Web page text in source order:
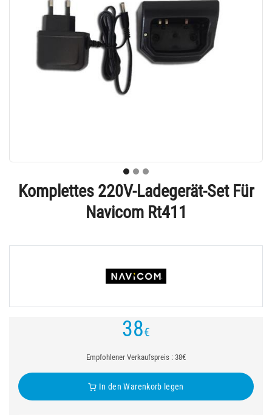
Komplettes 220V-Ladegerät-Set Für
Navicom Rt411
38€
Empfohlener Verkaufspreis : 38€
In den Warenkorb legen